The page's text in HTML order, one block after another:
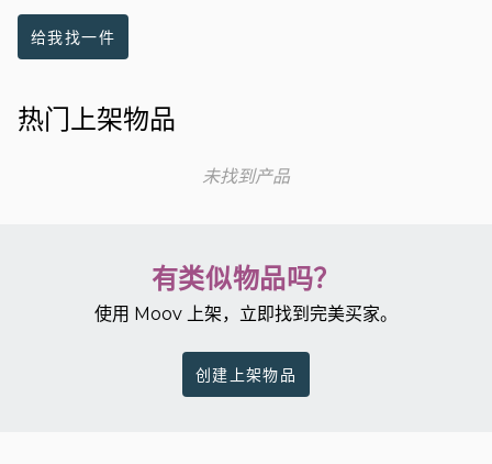
给我找一件
热门上架物品
未找到产品
有类似物品吗？
使用 Moov 上架，立即找到完美买家。
创建上架物品